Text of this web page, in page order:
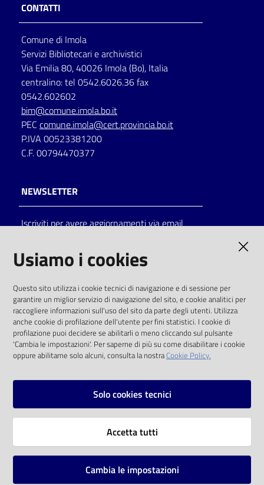
Seguici
su
on line
Eventi
Chiedi al
bibliotecario
Avvisi
CONTATTI
Comune di Imola
Servizi Bibliotecari e archivistici
Via Emilia 80, 40026 Imola (Bo), Italia
centralino: tel 0542.6026.36 fax
0542.602602
bim@comune.imola.bo.it
PEC comune.imola@cert.provincia.bo.it
P.IVA 00523381200
C.F. 00794470377
NEWSLETTER
Iscriviti per avere aggiornamenti via email
solo alle condizioni previste dalla direttiva
comunitaria 2003/98/CE e dal d.lgs. 36/2006
SOCIAL
Instagram
Vai alla pagina
Usiamo i cookies
Questo sito utilizza i cookie tecnici di navigazione e di sessione per
garantire un miglior servizio di navigazione del sito, e cookie analitici per
raccogliere informazioni sull'uso del sito da parte degli utenti. Utilizza
anche cookie di profilazione dell'utente per fini statistici. I cookie di
profilazione puoi decidere se abilitarli o meno cliccando sul pulsante
'Cambia le impostazioni'. Per saperne di più su come disabilitare i cookie
oppure abilitarne solo alcuni, consulta la nostraCookie Policy.
Solo cookies tecnici
Accetta tutti
Cambia le impostazioni